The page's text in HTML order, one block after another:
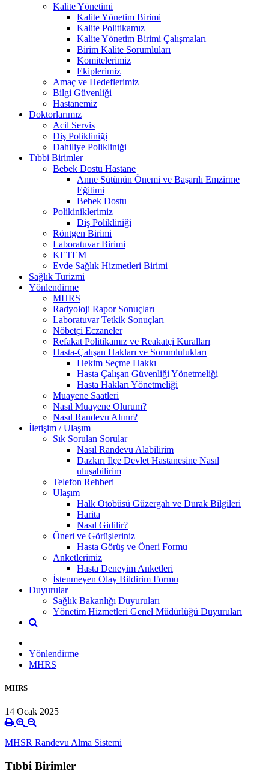
Kalite Yönetimi
Kalite Yönetim Birimi
Kalite Politikamız
Kalite Yönetim Birimi Çalışmaları
Birim Kalite Sorumluları
Komitelerimiz
Ekiplerimiz
Amaç ve Hedeflerimiz
Bilgi Güvenliği
Hastanemiz
Doktorlarımız
Acil Servis
Diş Polikliniği
Dahiliye Polikliniği
Tıbbi Birimler
Bebek Dostu Hastane
Anne Sütünün Önemi ve Başarılı Emzirme
Eğitimi
Bebek Dostu
Polikiniklerimiz
Diş Polikliniği
Röntgen Birimi
Laboratuvar Birimi
KETEM
Evde Sağlık Hizmetleri Birimi
Sağlık Turizmi
Yönlendirme
MHRS
Radyoloji Rapor Sonuçları
Laboratuvar Tetkik Sonuçları
Nöbetçi Eczaneler
Refakat Politikamız ve Reakatçi Kuralları
Hasta-Çalışan Hakları ve Sorumlulukları
Hekim Seçme Hakkı
Hasta Çalışan Güvenliği Yönetmeliği
Hasta Hakları Yönetmeliği
Muayene Saatleri
Nasıl Muayene Olurum?
Nasıl Randevu Alınır?
İletişim / Ulaşım
Sık Sorulan Sorular
Nasıl Randevu Alabilirim
Dazkırı İlçe Devlet Hastanesine Nasıl
uluşabilirim
Telefon Rehberi
Ulaşım
Halk Otobüsü Güzergah ve Durak Bilgileri
Harita
Nasıl Gidilir?
Öneri ve Görüşleriniz
Hasta Görüş ve Öneri Formu
Anketlerimiz
Hasta Deneyim Anketleri
İstenmeyen Olay Bildirim Formu
Duyurular
Sağlık Bakanlığı Duyuruları
Yönetim Hizmetleri Genel Müdürlüğü Duyuruları
Yönlendirme
MHRS
MHRS
14 Ocak 2025
MHSR Randevu Alma Sistemi
Tıbbi Birimler